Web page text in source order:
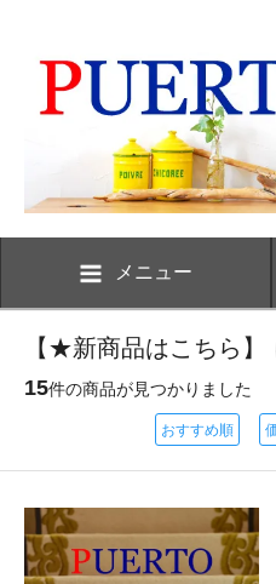
メニュー
【★新商品はこちら
15件の商品が見つかりました
おすすめ順